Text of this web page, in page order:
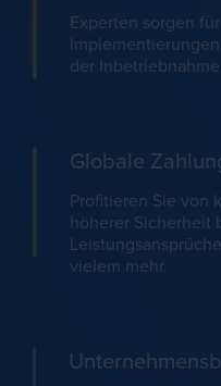
Experten sorgen
der Inbetriebnahme.
Globale
Profitieren Sie von
höherer Sicherheit
vielem mehr.